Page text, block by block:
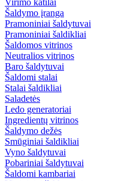
Virimo katilai
Šaldymo įranga
Pramoniniai šaldytuvai
Pramoniniai šaldikliai
Šaldomos vitrinos
Neutralios vitrinos
Baro šaldytuvai
Šaldomi stalai
Stalai šaldikliai
Saladetės
Ledo generatoriai
Ingredientų vitrinos
Šaldymo dežės
Smūginiai šaldikliai
Vyno šaldytuvai
Pobariniai šaldytuvai
Šaldomi kambariai